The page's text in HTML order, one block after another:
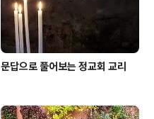
문답으로 풀어보는 정교회 교리